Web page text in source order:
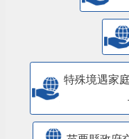
特殊境遇家